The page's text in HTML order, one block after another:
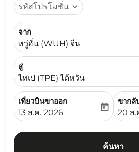
รหัสโปรโมชั่น expand_more
จาก
หวู่ฮั่น (WUH) จีน
สู่
ไทเป (TPE) ไต้หวัน
เที่ยวบินขาออก
fc-booking-departure-date-
13 ส.ค. 2026
today
ขากลั
fc-
20 ส.
ค้นหา